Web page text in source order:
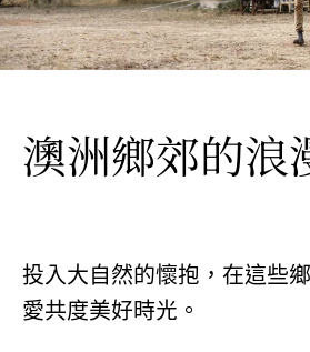
澳洲鄉郊的浪
投入大自然的懷抱，在這些
愛共度美好時光。